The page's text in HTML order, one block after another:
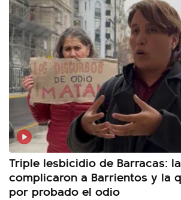
Triple lesbicidio de Barracas:
complicaron a Barrientos y la
por probado el odio